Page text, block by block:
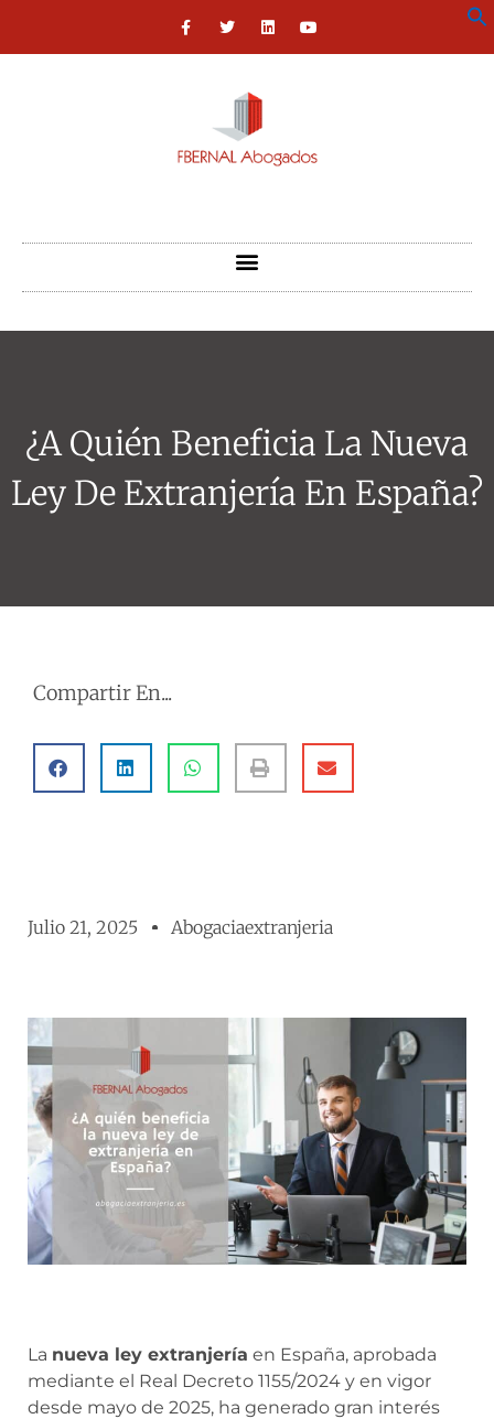
¿A Quién Beneficia La Nueva
Ley De Extranjería En España?
Compartir En...
Julio 21, 2025 Abogaciaextranjeria
La nueva ley extranjería en España, aprobada
mediante el Real Decreto 1155/2024 y en vigor
desde mayo de 2025, ha generado gran interés